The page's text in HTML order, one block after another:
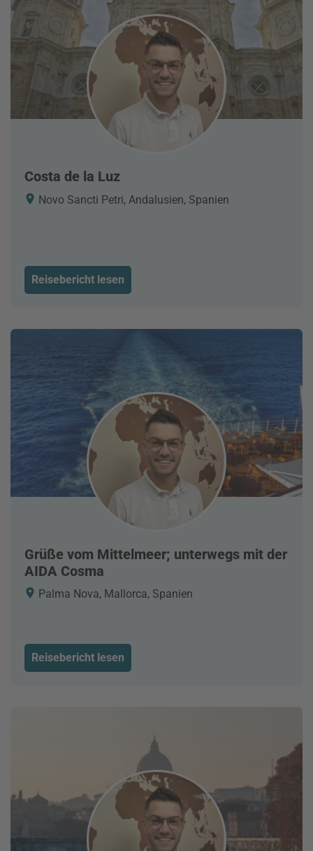
Costa de la Luz
Novo Sancti Petri, Andalusien, Spanien
Reisebericht lesen
Grüße vom Mittelmeer; unterwegs mit der
AIDA Cosma
Palma Nova, Mallorca, Spanien
Reisebericht lesen